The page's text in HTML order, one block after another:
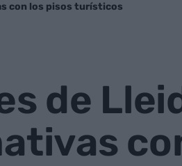
con los pisos turísticos
de